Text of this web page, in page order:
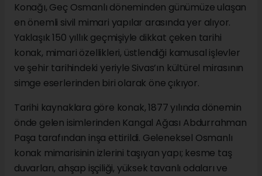
Konağı, Geç Osmanlı döneminden günümüze ulaşan
en önemli sivil mimari yapılar arasında yer alıyor.
Yaklaşık 150 yıllık geçmişiyle dikkat çeken tarihi
konak, mimari özellikleri, üstlendiği kamusal işlevler
ve şehir tarihindeki yeriyle Sivas’ın kültürel mirasının
simge eserlerinden biri olarak öne çıkıyor.
Tarihi kaynaklara göre konak, 1877 yılında dönemin
önde gelen isimlerinden Kangal Ağası Abdurrahman
Paşa tarafından inşa ettirildi. Geleneksel Osmanlı
konak mimarisinin izlerini taşıyan yapı; kesme taş
duvarları, ahşap işçiliği, yüksek tavanlı odaları ve